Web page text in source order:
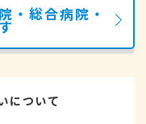
・総合病院・
について